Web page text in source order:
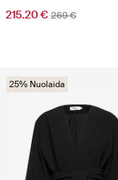
215.20 € 269 €
25% Nuolaida